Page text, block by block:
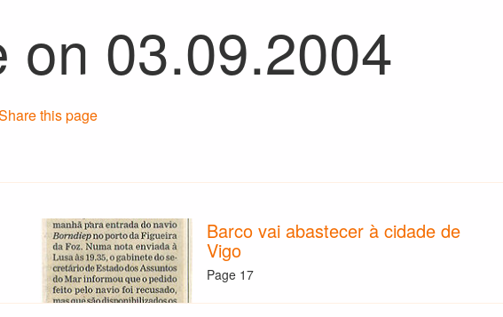
on 03.09.2004
this page
Barco vai abastecer à cidade de
Vigo
Page 17